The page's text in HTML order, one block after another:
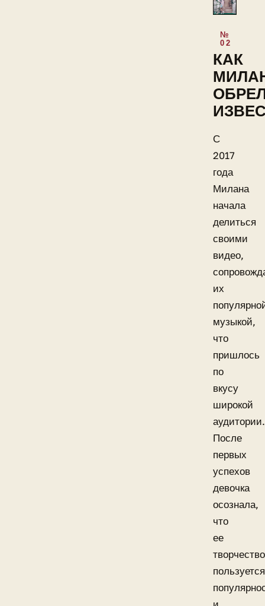
КАК
С
2017
года
Милана
начала
делиться
своими
видео,
их
музыкой,
что
пришлось
по
вкусу
широкой
аудитории.
После
первых
успехов
девочка
осознала,
что
ее
творчество
пользуется